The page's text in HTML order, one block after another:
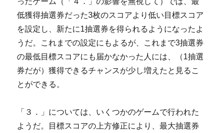
低獲得抽選券だった3枚のスコアより低い目標スコア
を設定し、新たに1抽選券を得られるようになったよ
うだ。これまでの設定にもよるが、これまで3抽選券
の最低目標スコアにも届かなかった人には、（1抽選
券だが）獲得できるチャンスが少し増えたと見るこ
とができる。
「３．」については、いくつかのゲームで行われた
ようだ。目標スコアの上方修正により、最大抽選券